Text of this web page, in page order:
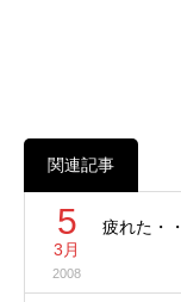
関連記事
5
3月
2008
疲れた・